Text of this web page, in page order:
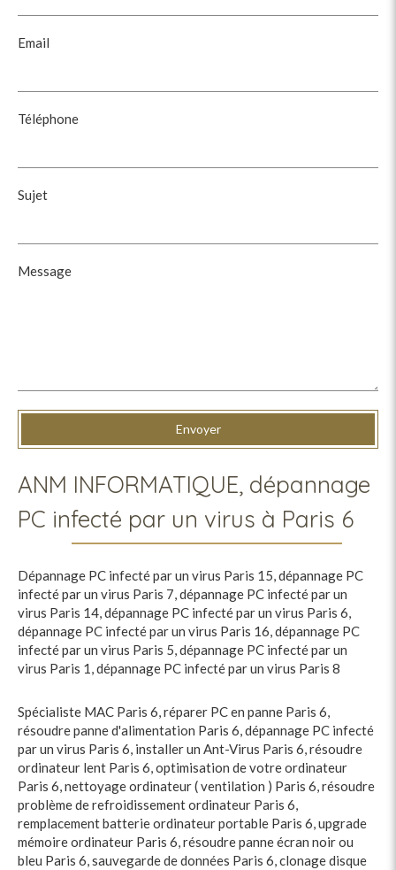
Email
Téléphone
Sujet
Message
Envoyer
ANM INFORMATIQUE, dépannage
PC infecté par un virus à Paris 6
Dépannage PC infecté par un virus Paris 15,dépannage PC
infecté par un virus Paris 7,dépannage PC infecté par un
virus Paris 14,dépannage PC infecté par un virus Paris 6,
dépannage PC infecté par un virus Paris 16,dépannage PC
infecté par un virus Paris 5,dépannage PC infecté par un
virus Paris 1,dépannage PC infecté par un virus Paris 8
Spécialiste MAC Paris 6,réparer PC en panne Paris 6,
résoudre panne d'alimentation Paris 6,dépannage PC infecté
par un virus Paris 6, installer un Ant-Virus Paris 6,résoudre
ordinateur lent Paris 6,optimisation de votre ordinateur
Paris 6,nettoyage ordinateur ( ventilation ) Paris 6,résoudre
problème de refroidissement ordinateur Paris 6,
remplacement batterie ordinateur portable Paris 6,upgrade
mémoire ordinateur Paris 6,résoudre panne écran noir ou
bleu Paris 6,sauvegarde de données Paris 6,clonage disque